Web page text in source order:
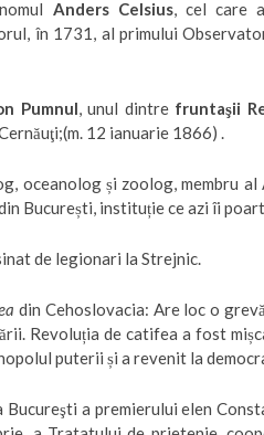
Anders Celsius, cel care
în 1731, al primului
Pumnul, unul dintre fruntaşii
12 ianuarie 1866) .
oceanolog și zoolog, membru al
București, instituție ce azi îi
de legionari la Strejnic.
din Cehoslovacia: Are loc o
Revoluția de catifea a fost
puterii și a revenit la
Bucureşti a premierului elen